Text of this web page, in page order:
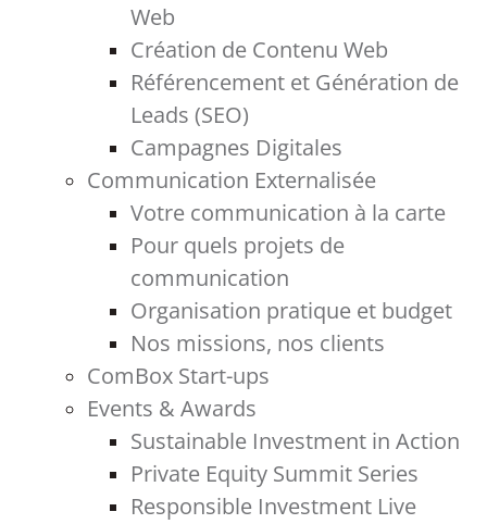
Web
Création de Contenu Web
Référencement et Génération de
Leads (SEO)
Campagnes Digitales
Communication Externalisée
Votre communication à la carte
Pour quels projets de
communication
Organisation pratique et budget
Nos missions, nos clients
ComBox Start-ups
Events & Awards
Sustainable Investment in Action
Private Equity Summit Series
Responsible Investment Live